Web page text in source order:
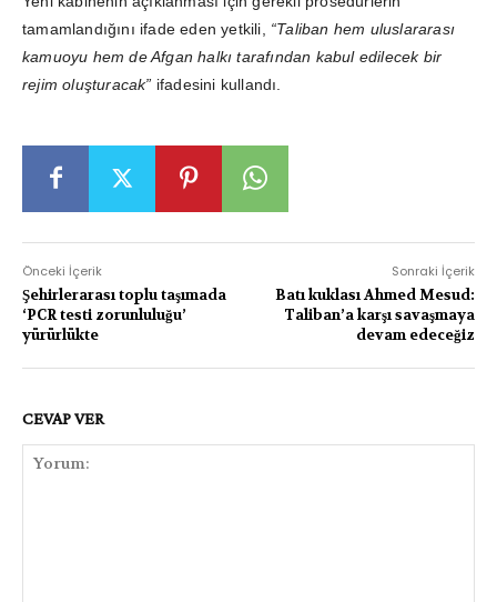
tamamlandığını ifade eden yetkili, “Taliban hem uluslararası
kamuoyu hem de Afgan halkı tarafından kabul edilecek bir
rejim oluşturacak” ifadesini kullandı.
Önceki İçerik
Şehirlerarası toplu taşımada
‘PCR testi zorunluluğu’
yürürlükte
Sonraki İçerik
Batı kuklası Ahmed Mesud:
Taliban’a karşı savaşmaya
devam edeceğiz
CEVAP VER